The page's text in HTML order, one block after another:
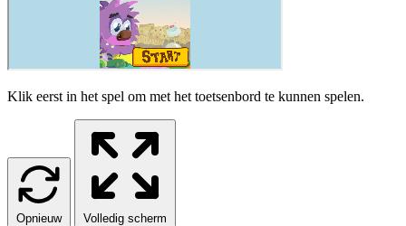
Klik eerst in het spel om met het toetsenbord te kunnen spelen.
Opnieuw Volledig scherm